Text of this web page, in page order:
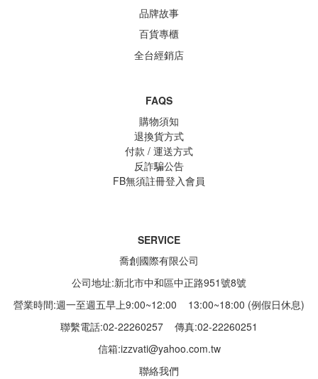
品牌故事
百貨專櫃
全台經銷店
FAQS
購物須知
退換貨方式
付款 / 運送方式
反詐騙公告
FB無須註冊登入會員
SERVICE
喬創國際有限公司
公司地址:新北市中和區中正路951號8號
營業時間:週一至週五早上9:00~12:00 13:00~18:00 (例假日休息)
聯繫電話:02-22260257 傳真:02-22260251
信箱:izzvati@yahoo.com.tw
聯絡我們